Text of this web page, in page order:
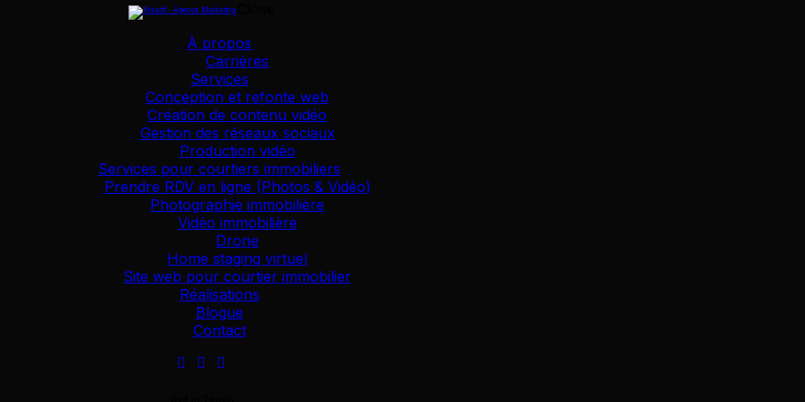
À propos
Carrières
Services
Conception et refonte web
Création de contenu vidéo
Gestion des réseaux sociaux
Production vidéo
Services pour courtiers immobiliers
Prendre RDV en ligne (Photos & Vidéo)
Photographie immobilière
Vidéo immobilière
Drone
Home staging virtuel
Site web pour courtier immobilier
Réalisations
Blogue
Contact